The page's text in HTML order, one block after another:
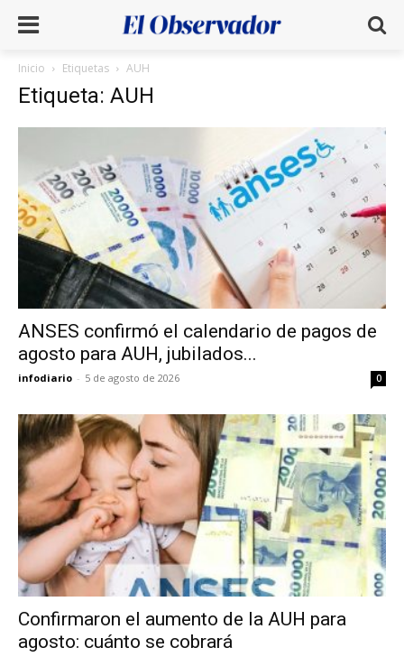
Inicio Etiquetas AUH
Etiqueta: AUH
ANSES confirmó el calendario de pagos de
agosto para AUH, jubilados...
infodiario - 5 de agosto de 2026 0
Confirmaron el aumento de la AUH para
agosto: cuánto se cobrará